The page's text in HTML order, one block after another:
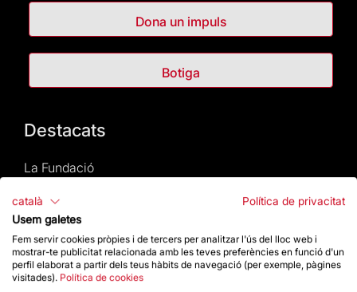
Dona un impuls
Botiga
Destacats
La Fundació
Preguntes freqüents
Atenció al Visitant
Normativa i condicions de compra
català
Política de privacitat
Usem galetes
Fem servir cookies pròpies i de tercers per analitzar l'ús del lloc web i
mostrar-te publicitat relacionada amb les teves preferències en funció d'un
perfil elaborat a partir dels teus hàbits de navegació (per exemple, pàgines
visitades). Política de cookies